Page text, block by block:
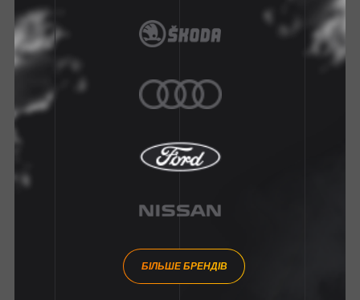
БІЛЬШЕ БРЕНДІВ